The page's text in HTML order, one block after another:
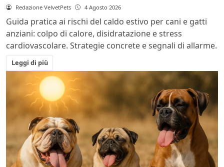
Redazione VelvetPets 4 Agosto 2026
Guida pratica ai rischi del caldo estivo per cani e gatti
anziani: colpo di calore, disidratazione e stress
cardiovascolare. Strategie concrete e segnali di allarme.
Leggi di più